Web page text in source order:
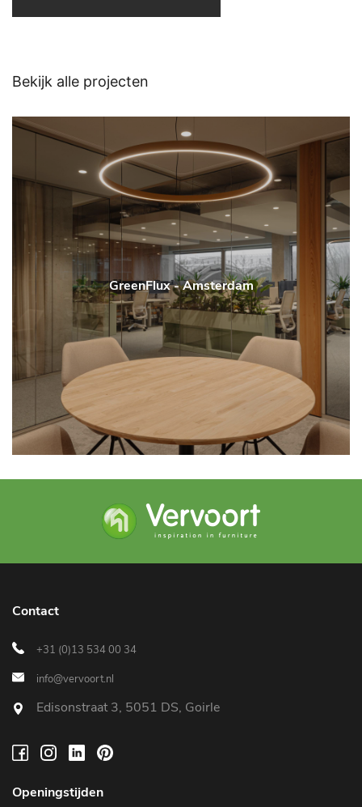
Bekijk alle projecten
GreenFlux - Amsterdam
Contact
+31 (0)13 534 00 34
info@vervoort.nl
Edisonstraat 3, 5051 DS, Goirle
Openingstijden